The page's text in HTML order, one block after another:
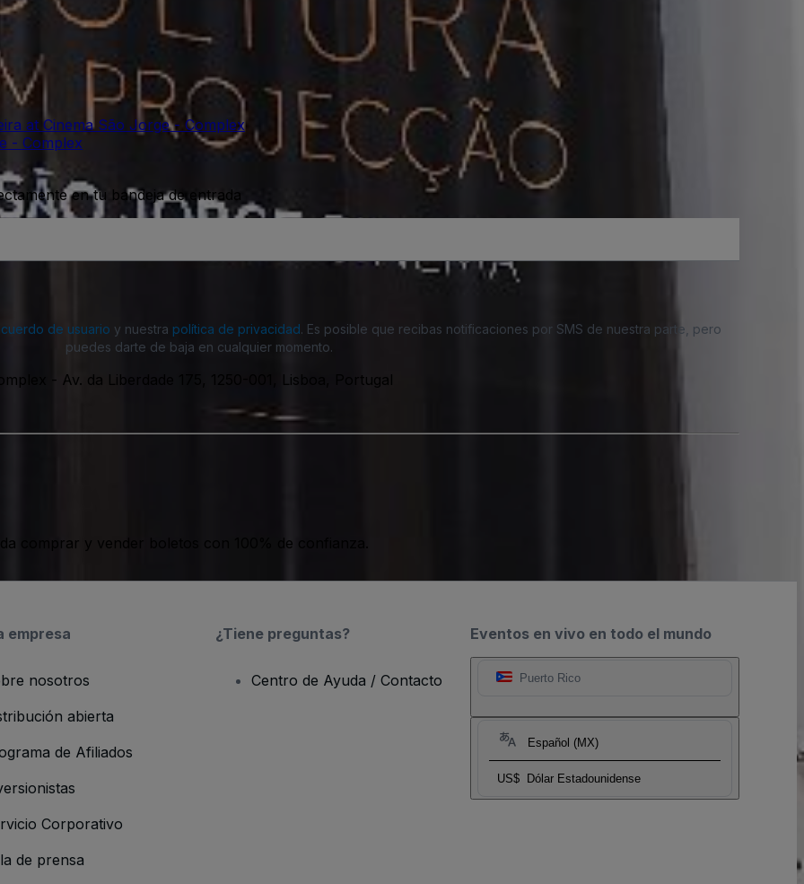
at Cinema São Jorge - Complex
- Complex
en tu bandeja de entrada
de usuario y nuestra política de privacidad. Es posible que recibas notificaciones por SMS de nuestra parte, pero
puedes darte de baja en cualquier momento.
- Av. da Liberdade 175, 1250-001, Lisboa, Portugal
comprar y vender boletos con 100% de confianza.
Eventos en vivo en todo el mundo
Puerto Rico
Español (MX)
US$ Dólar Estadounidense
empresa
nosotros
abierta
de Afiliados
Corporativo
de prensa
¿Tiene preguntas?
Centro de Ayuda / Contacto